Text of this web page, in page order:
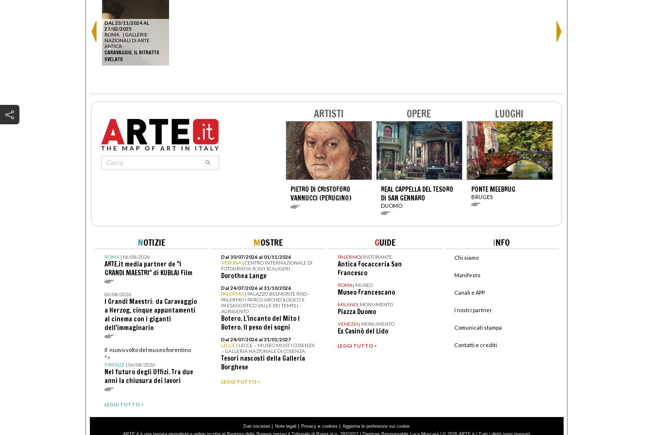
DAL 23/11/2024 AL
23/02/2025
ROMA
| GALLERIE
NAZIONALI DI ARTE
ANTICA
CARAVAGGIO. IL RITRATTO
SVELATO
ARTISTI
PIETRO DI CRISTOFORO
VANNUCCI (PERUGINO)
OPERE
REAL CAPPELLA DEL TESORO
DI SAN GENNARO
DUOMO
LUOGHI
PONTE MEEBRUG
BRUGES
NOTIZIE
ROMA| 06/08/2026
ARTE.it media partner de "I
GRANDI MAESTRI" di KUBLAI Film
06/08/2026
I Grandi Maestri: da Caravaggio
a Herzog, cinque appuntamenti
al cinema con i giganti
dell'immaginario
Il nuovo volto del museo fiorentino
">
FIRENZE| 06/08/2026
Nel futuro degli Uffizi. Tra due
anni la chiusura dei lavori
LEGGI TUTTO >
MOSTRE
Dal 30/07/2026 al 01/11/2026
VERONA | CENTRO INTERNAZIONALE DI
FOTOGRAFIA SCAVI SCALIGERI
Dorothea Lange
Dal 24/07/2026 al 31/10/2026
PALERMO | PALAZZO BELMONTE RISO -
PALERMO I PARCO ARCHEOLOGICO E
PAESAGGISTICO VALLE DEI TEMPLI -
AGRIGENTO
Botero. L’incanto del Mito I
Botero. Il peso dei sogni
Dal 24/07/2026 al 31/01/2027
LECCE | LECCE – MUSEO MUST I COSENZA
– GALLERIA NAZIONALE DI COSENZA
Tesori nascosti della Galleria
Borghese
LEGGI TUTTO >
GUIDE
PALERMO| RISTORANTE
Antica Focacceria San
Francesco
ROMA| MUSEO
Museo Francescano
MILANO| MONUMENTO
Piazza Duomo
VENEZIA| MONUMENTO
Ex Casinò del Lido
LEGGI TUTTO >
INFO
Chi siamo
Manifesto
Canali e APP
I nostri partner
Comunicati stampa
Contatti e crediti
Dati societari | Note legali | Privacy e cookies | Aggiorna le preferenze sui cookie